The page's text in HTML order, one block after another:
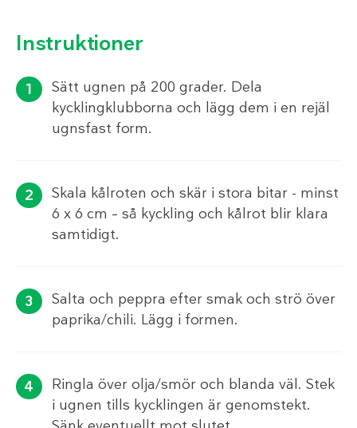
Instruktioner
Sätt ugnen på 200 grader. Dela
kycklingklubborna och lägg dem i en rejäl
ugnsfast form.
Skala kålroten och skär i stora bitar - minst
6 x 6 cm – så kyckling och kålrot blir klara
samtidigt.
Salta och peppra efter smak och strö över
paprika/chili. Lägg i formen.
Ringla över olja/smör och blanda väl. Stek
i ugnen tills kycklingen är genomstekt.